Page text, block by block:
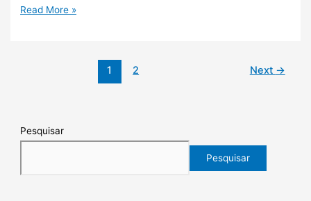
Read More »
1 2 Next →
Pesquisar
Pesquisar